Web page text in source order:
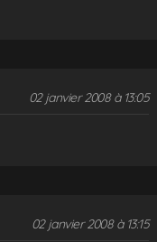
02 janvier 2008 à 13:05
02 janvier 2008 à 13:15